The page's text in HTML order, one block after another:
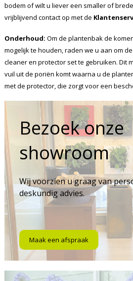
bodem of wilt u liever een smaller of
vrijblijvend contact op met de
Onderhoud: Om de plantenbak de
mogelijk te houden, raden we u aan om
cleaner en protector set te gebruiken. Dit
vuil uit de poriën komt waarna u de
met de protector, die zorgt voor een
Bezoek onze
showroom
Wij voorzien u graag van
deskundig advies.
Maak een afspraak